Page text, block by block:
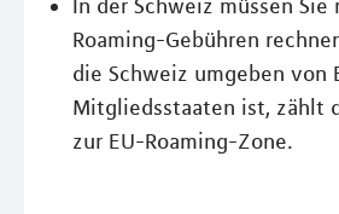
In der Schweiz müssen
Roaming-Gebühren
die Schweiz umgeben von
Mitgliedsstaaten ist, zählt
zur EU-Roaming-Zone.